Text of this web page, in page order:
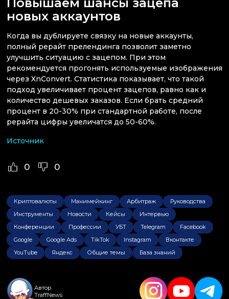
новых аккаунтов
Когда вы дублируете связку на новые аккаунты,
полный рерайт прелендинга позволит заметно
улучшить ситуацию с зацепом. При этом
рекомендуется прогонять используемые изображения
через XnConvert. Статистика показывает, что такой
подход увеличивает процент зацепов, равно как и
количество дешевых заказов. Если брать средний
процент в 20-30% при стандартной работе, после
рерайта цифры увеличатся до 50-60%.
Источник
0 0
Криптовалюты Манимейкинг Арбитраж
Руководства
Инструменты
Новости Кейсы
Интервью
Конференции
Профессии УБТ Telegram
Facebook
Google
Google Ads TikTok Instagram
Вконтакте
YouTube
Яндекс Общие темы База знаний
Автор
TraffNews